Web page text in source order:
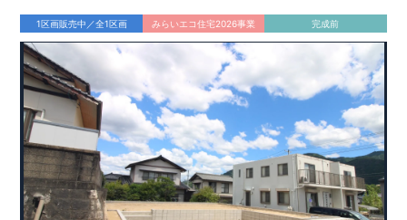
1区画販売中／全1区画 みらいエコ住宅2026事業 完成前